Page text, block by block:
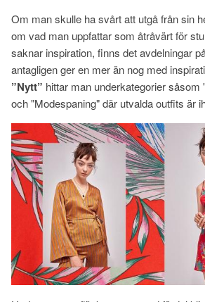
Om man skulle ha svårt att utgå från sin
om vad man uppfattar som åtråvärt för
saknar inspiration, finns det avdelningar
antagligen ger en mer än nog med
”Nytt” hittar man underkategorier
och "Modespaning" där utvalda outfits är